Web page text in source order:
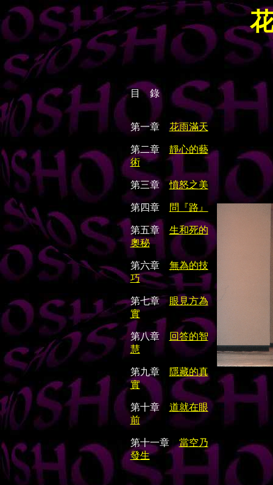
目 錄
第一章 花雨滿天
第二章 靜心的藝
術
第三章憤怒之美
第四章 問『路』
第五章 生和死的
奧秘
第六章 無為的技
巧
第七章 眼見方為
實
第八章
回答的智
慧
第九章
隱藏的真
實
第十章 道就在眼
前
第十一章當空乃
發生